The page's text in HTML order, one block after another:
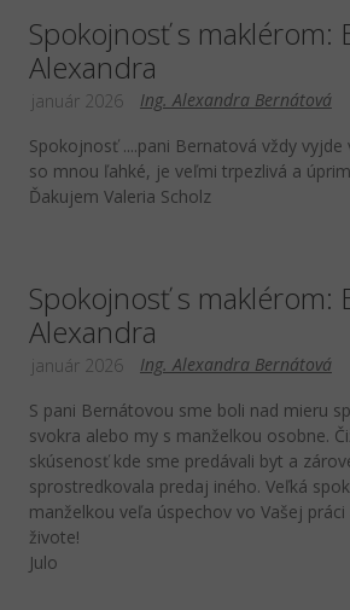
Spokojnosť s maklérom:
Alexandra
Ing. Alexandra Bernátová
január 2026
Spokojnosť ....pani Bernatová vždy
so mnou ľahké, je veľmi trpezlivá a
Ďakujem Valeria Scholz
Spokojnosť s maklérom:
Alexandra
Ing. Alexandra Bernátová
január 2026
S pani Bernátovou sme boli nad mieru
svokra alebo my s manželkou osobne.
skúsenosť kde sme predávali byt a
sprostredkovala predaj iného. Veľká
manželkou veľa úspechov vo Vašej
živote!
Julo